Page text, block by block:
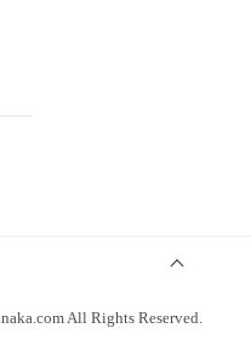
All Rights Reserved.